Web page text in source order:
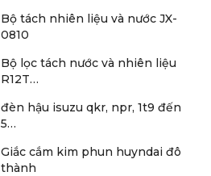
Bộ tách nhiên liệu và nước JX-
0810
Bộ lọc tách nước và nhiên liệu
R12T…
đèn hậu isuzu qkr, npr, 1t9 đến
5…
Giắc cắm kim phun huyndai đô
thành